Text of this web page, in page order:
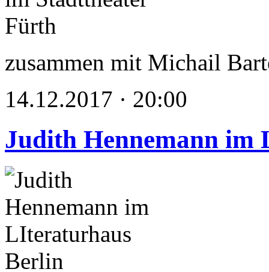
zusammen mit Michail
14.12.2017 · 20:00
Judith Hennemann